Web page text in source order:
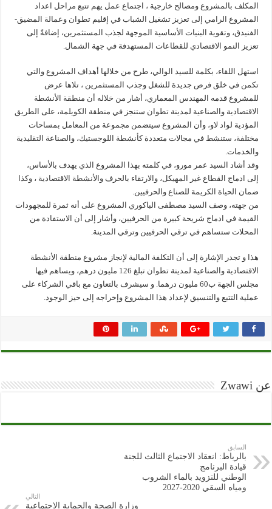
المكلف بالمشروع ومصالح خارجية ، اجتماع عمل يهم تتبع مراحل اعداد
المشروع الرامي إلى تعزيز تشغيل الشباب في إقليم تطوان وعمالة المضيق-
الفنيدق، وتقوية البنيات الأساسية الموجهة لجذب المستثمرين، إضافةً إلى
تعزيز النمو الاقتصادي للقطاعات المستهدفة في جهة الشمال.
استهل اللقاء، بكلمة للسيد الوالي، طرح من خلالها أهداف المشروع والتي
تكمن في خلق فرص جديدة للشغل وجذب المستثمرين ، تلاها عرض
للمشروع قدمه المهندس المعماري، أشار من خلاله أن منطقة الأنشطة
الاقتصادية والصناعية لمدينة تطوان ستنجز في منطقة الكويلمة، على الطريق
المؤدية لواد لاو، وأن المشروع سيتضمن مجموعة من المعامل بمساحات
مختلفة، ستنشط في مجالات متعددة كأنشطة اللوجستيك، والصناعة التقليدية
والخدمات.
وقد أشاد السيد عمر مورو، في كلمته بهذا المشروع الذي يهدف بالأساس،
إلى ادماج القطاع غير المهيكل، والارتقاء بالحرف والأنشطة الاقتصادية ، وكذا
ضمان الحياة الكريمة للصناع والحرفيين.
من جهته، وصف السيد مصطفى الباكوري المشروع على أنه ثمرة للمجهودات
القيمة في ادماج شريحة كبيرة من الحرفيين، وأشار إلى أن الاستفادة من
المحلات ستساهم في ترقي الحرفيين وترقي المدينة.
هذا و تجدر الإشارة إلى أن التكلفة المالية لإنجاز مشروع منطقة الأنشطة
الاقتصادية والصناعية لمدينة تطوان تبلغ 126 مليون درهم، ويساهم فيها
مجلس الجهة ب60 مليون درهما. و سيشرف بالتعاون مع باقي الشركاء على
عملية التتبع والتنسيق لإعداد هذا المشروع وإخراجه إلى حيز الوجود.
عن Zwawi
السابق
بالرباط: انعقاد الاجتماع الثالث للجنة
قيادة البرنامج
الوطني للتزويد بالماء الشروب
ومياه السقي 2020-2027
التالي
وزارة الصحة والحماية الاجتماعية